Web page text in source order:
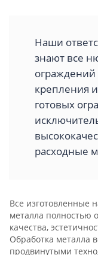
Наши
знают все
ограждений
крепления
готовых
расходные
Все изготовленные
металла полностью
качества,
Обработка металла
продвинутыми